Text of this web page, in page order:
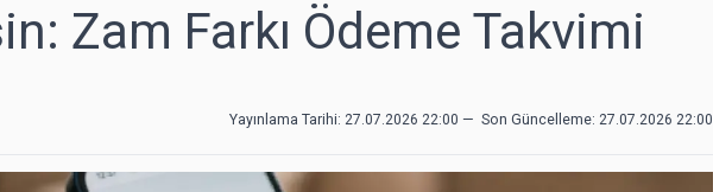
Zam Farkı Ödeme Takvimi
Yayınlama Tarihi: 27.07.2026 22:00 — Son Güncelleme: 27.07.2026 22:00